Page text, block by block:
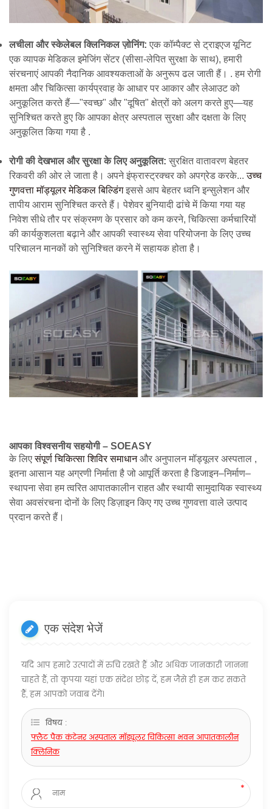
लचीला और स्केलेबल क्लिनिकल ज़ोनिंग: एक कॉम्पैक्ट से ट्राइएज यूनिट
एक व्यापक मेडिकल इमेजिंग सेंटर (सीसा-लेपित सुरक्षा के साथ), हमारी
संरचनाएं आपकी नैदानिक आवश्यकताओं के अनुरूप ढल जाती हैं। . हम रोगी
क्षमता और चिकित्सा कार्यप्रवाह के आधार पर आकार और लेआउट को
अनुकूलित करते हैं—"स्वच्छ" और "दूषित" क्षेत्रों को अलग करते हुए—यह
सुनिश्चित करते हुए कि आपका क्षेत्र अस्पताल सुरक्षा और दक्षता के लिए
अनुकूलित किया गया है .
रोगी की देखभाल और सुरक्षा के लिए अनुकूलित: सुरक्षित वातावरण बेहतर
रिकवरी की ओर ले जाता है। अपने इंफ्रास्ट्रक्चर को अपग्रेड करके...उच्च
गुणवत्तामॉड्यूलर मेडिकल बिल्डिंगइससे आप बेहतर ध्वनि इन्सुलेशन और
तापीय आराम सुनिश्चित करते हैं। पेशेवर बुनियादी ढांचे में किया गया यह
निवेश सीधे तौर पर संक्रमण के प्रसार को कम करने, चिकित्सा कर्मचारियों
की कार्यकुशलता बढ़ाने और आपकी स्वास्थ्य सेवा परियोजना के लिए उच्च
परिचालन मानकों को सुनिश्चित करने में सहायक होता है।
आपका विश्वसनीय सहयोगी – SOEASY
के लिएसंपूर्ण चिकित्सा शिविर समाधानऔर अनुपालनमॉड्यूलर अस्पताल ,
इतना आसानयह अग्रणी निर्माता है जो आपूर्ति करता है डिजाइन–निर्माण–
स्थापना सेवा हम त्वरित आपातकालीन राहत और स्थायी सामुदायिक स्वास्थ्य
सेवा अवसंरचना दोनों के लिए डिज़ाइन किए गए उच्च गुणवत्ता वाले उत्पाद
प्रदान करते हैं।
एक संदेश भेजें
यदि आप हमारे उत्पादों में रुचि रखते हैं और अधिक जानकारी जानना
चाहते हैं, तो कृपया यहां एक संदेश छोड़ दें, हम जैसे ही हम कर सकते
हैं, हम आपको जवाब देंगे।
विषय :
फ्लैट पैक कंटेनर अस्पताल मॉड्यूलर चिकित्सा भवन आपातकालीन
क्लिनिक